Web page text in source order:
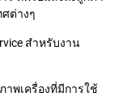
ร ที่พร้อมส่งถึงลูกค้า
สำหรับงาน